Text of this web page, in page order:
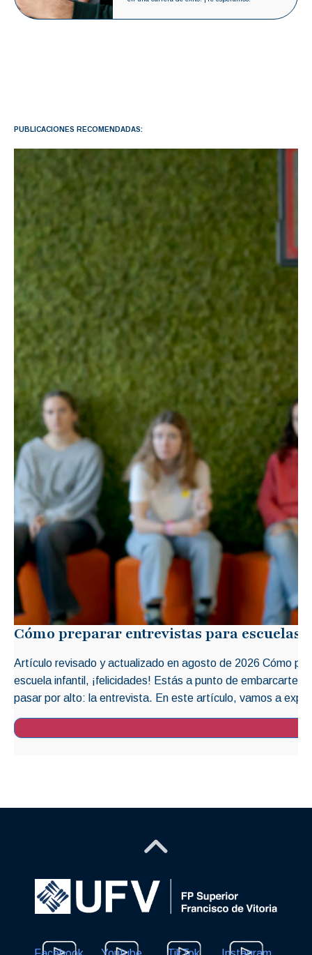
PUBLICACIONES RECOMENDADAS:
Cómo preparar entrevistas para escuelas
Artículo revisado y actualizado en agosto de 2026 Cómo
escuela infantil, ¡felicidades! Estás a punto de embarcarte
pasar por alto: la entrevista. En este artículo, vamos a